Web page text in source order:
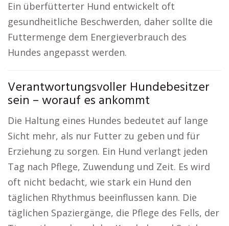
Ein überfütterter Hund entwickelt oft
gesundheitliche Beschwerden, daher sollte die
Futtermenge dem Energieverbrauch des
Hundes angepasst werden.
Verantwortungsvoller Hundebesitzer
sein – worauf es ankommt
Die Haltung eines Hundes bedeutet auf lange
Sicht mehr, als nur Futter zu geben und für
Erziehung zu sorgen. Ein Hund verlangt jeden
Tag nach Pflege, Zuwendung und Zeit. Es wird
oft nicht bedacht, wie stark ein Hund den
täglichen Rhythmus beeinflussen kann. Die
täglichen Spaziergänge, die Pflege des Fells, der